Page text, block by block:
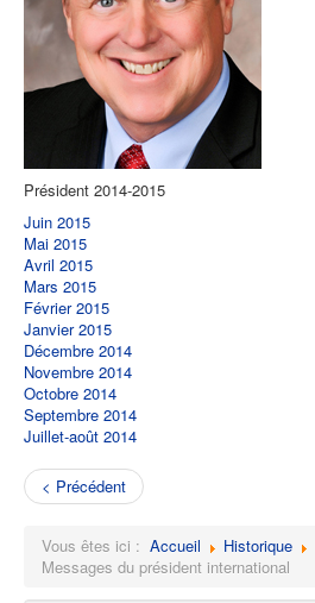
Président 2014-2015
Juin 2015
Mai 2015
Avril 2015
Mars 2015
Février 2015
Janvier 2015
Décembre 2014
Novembre 2014
Octobre 2014
Septembre 2014
Juillet-août 2014
< Précédent
Vous êtes ici : Accueil Historique
Messages du président international